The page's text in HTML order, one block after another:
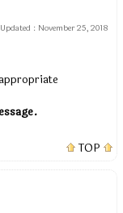
: November 25, 2018
TOP